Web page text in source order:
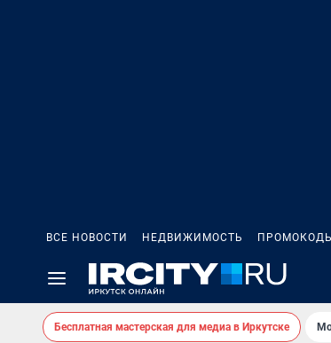
ВСЕ НОВОСТИ НЕДВИЖИМОСТЬ ПРОМОКОДЫ
Бесплатная мастерская для медиа в Иркутске